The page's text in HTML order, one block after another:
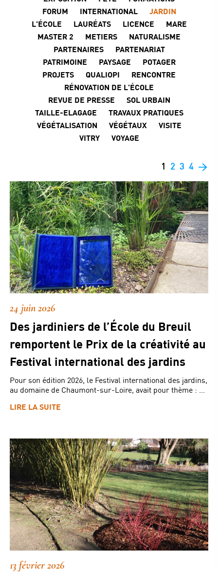
FORUM
INTERNATIONAL
JARDIN
L'ÉCOLE
LAURÉATS LICENCE
MARE
MASTER 2
METIERS
NATURALISME
PARTENAIRES
PARTENARIAT
PATRIMOINE
PAYSAGE
POTAGER
PROJETS
QUALIOPI
RENCONTRE
RÉNOVATION DE L'ÉCOLE
REVUE DE PRESSE
SOL URBAIN
TAILLE-ELAGAGE
TRAVAUX PRATIQUES
VÉGÉTALISATION
VÉGÉTAUX
VISITE
VITRY
VOYAGE
1 2 3 4 >
24 juin 2026
Des jardiniers de l’École du Breuil
remportent le Prix de la créativité au
Festival international des jardins
Pour son édition 2026, le Festival international des jardins,
au domaine de Chaumont-sur-Loire, avait pour thème : ...
LIRE LA SUITE
13 février 2026